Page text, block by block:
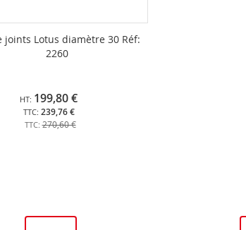
joints Lotus diamètre 30 Réf:
2260
239,76 €
199,80 €
270,60 €